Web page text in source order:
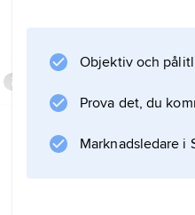
Objektiv och
Prova det, du
Marknadsledare i